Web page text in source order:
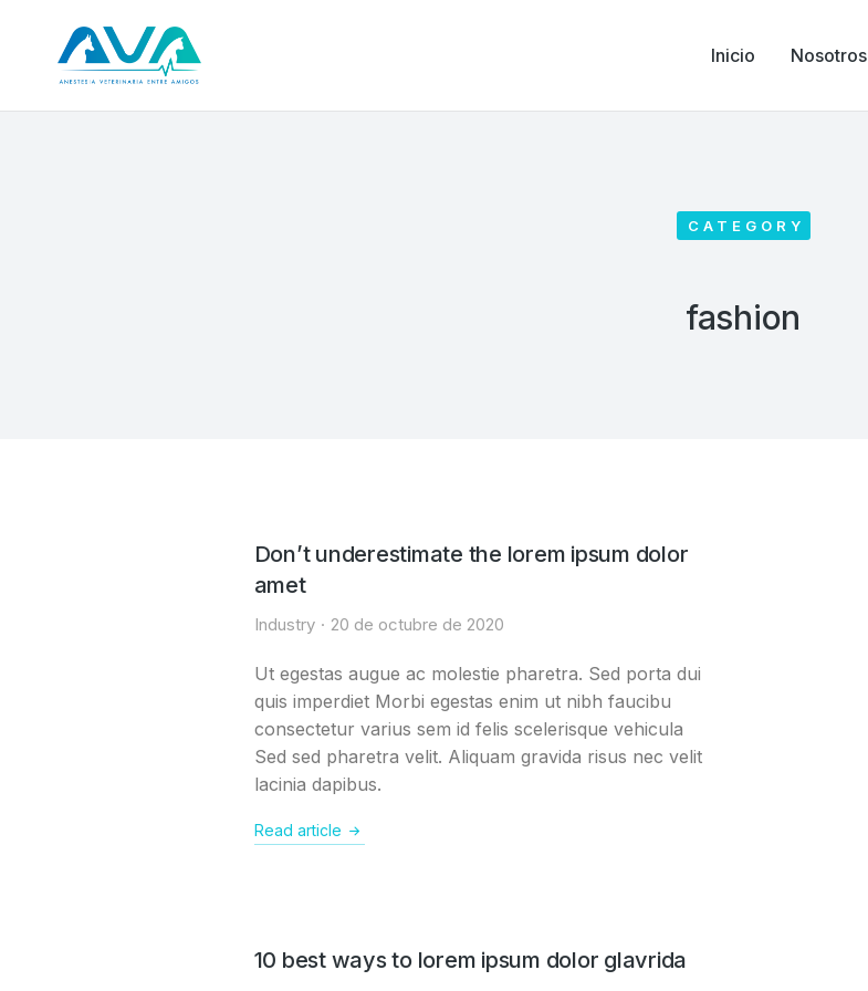
Inicio Nosotros
CATEGORY
fashion
Don’t underestimate the lorem ipsum dolor
amet
Industry 20 de octubre de 2020
Ut egestas augue ac molestie pharetra. Sed porta dui
quis imperdiet Morbi egestas enim ut nibh faucibu
consectetur varius sem id felis scelerisque vehicula
Sed sed pharetra velit. Aliquam gravida risus nec velit
lacinia dapibus.
Read article
10 best ways to lorem ipsum dolor glavrida